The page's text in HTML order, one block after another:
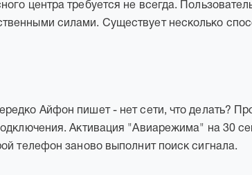
центра требуется не всегда.
силами. Существует несколько
Айфон пишет - нет сети, что делать?
Активация "Авиарежима" на 30
телефон заново выполнит поиск сигнала.